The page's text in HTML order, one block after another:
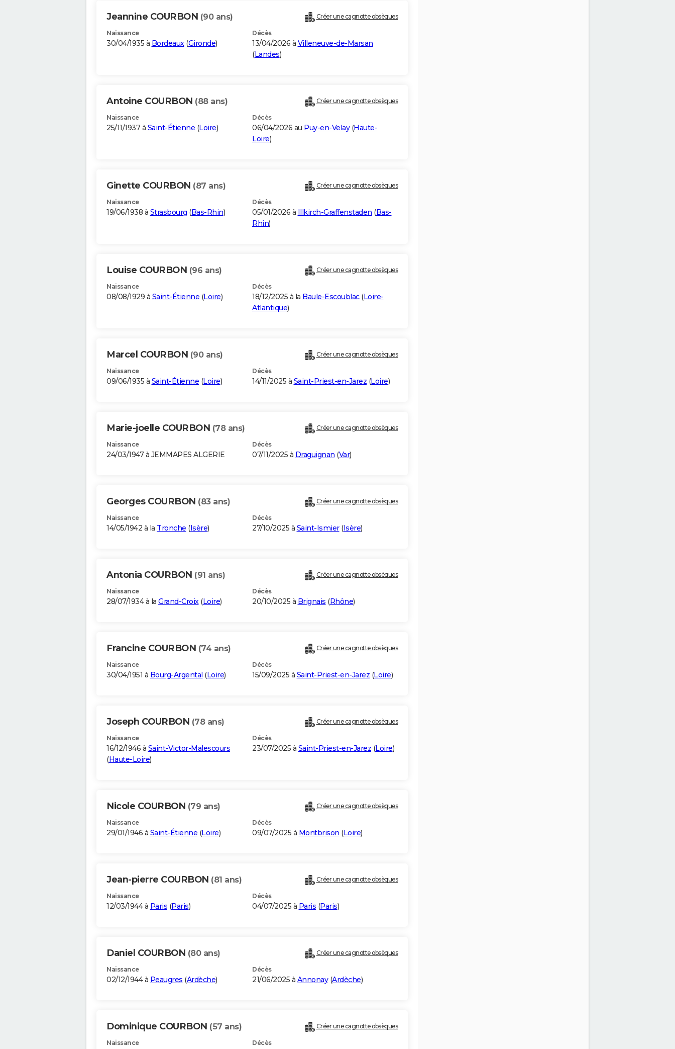
Jeannine COURBON (90 ans) Créer une cagnotte obsèques
Naissance
30/04/1935 à Bordeaux(Gironde)
Décès
13/04/2026 à Villeneuve-de-Marsan
(Landes)
Antoine COURBON (88 ans) Créer une cagnotte obsèques
Naissance
25/11/1937 à Saint-Étienne (Loire)
Décès
06/04/2026 au Puy-en-Velay(Haute-
Loire)
Ginette COURBON (87 ans) Créer une cagnotte obsèques
Naissance
19/06/1938 à Strasbourg (Bas-Rhin)
Décès
05/01/2026 à Illkirch-Graffenstaden (Bas-
Rhin)
Louise COURBON (96 ans) Créer une cagnotte obsèques
Naissance
08/08/1929 à Saint-Étienne (Loire)
Décès
18/12/2025 à la Baule-Escoublac(Loire-
Atlantique)
Marcel COURBON (90 ans) Créer une cagnotte obsèques
Naissance
09/06/1935 à Saint-Étienne (Loire)
Décès
14/11/2025 à Saint-Priest-en-Jarez (Loire)
Marie-joelle COURBON (78 ans) Créer une cagnotte obsèques
Naissance
24/03/1947 à JEMMAPES ALGERIE
Décès
07/11/2025 à Draguignan (Var)
Georges COURBON (83 ans) Créer une cagnotte obsèques
Naissance
14/05/1942 à la Tronche (Isère)
Décès
27/10/2025 à Saint-Ismier(Isère)
Antonia COURBON (91 ans) Créer une cagnotte obsèques
Naissance
28/07/1934 à la Grand-Croix(Loire)
Décès
20/10/2025 à Brignais (Rhône)
Francine COURBON (74 ans) Créer une cagnotte obsèques
Naissance
30/04/1951 à Bourg-Argental (Loire)
Décès
15/09/2025 à Saint-Priest-en-Jarez (Loire)
Joseph COURBON (78 ans) Créer une cagnotte obsèques
Naissance
16/12/1946 à Saint-Victor-Malescours
(Haute-Loire)
Décès
23/07/2025 à Saint-Priest-en-Jarez (Loire)
Nicole COURBON (79 ans) Créer une cagnotte obsèques
Naissance
29/01/1946 à Saint-Étienne (Loire)
Décès
09/07/2025 à Montbrison (Loire)
Jean-pierre COURBON (81 ans) Créer une cagnotte obsèques
Naissance
12/03/1944 à Paris (Paris)
Décès
04/07/2025 à Paris (Paris)
Daniel COURBON (80 ans) Créer une cagnotte obsèques
Naissance
02/12/1944 à Peaugres (Ardèche)
Décès
21/06/2025 à Annonay(Ardèche)
Dominique COURBON (57 ans) Créer une cagnotte obsèques
Naissance Décès